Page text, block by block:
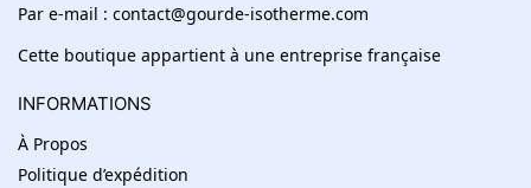
Par e-mail : contact@gourde-isotherme.com
Cette boutique appartient à une entreprise française
INFORMATIONS
À Propos
Politique d’expédition